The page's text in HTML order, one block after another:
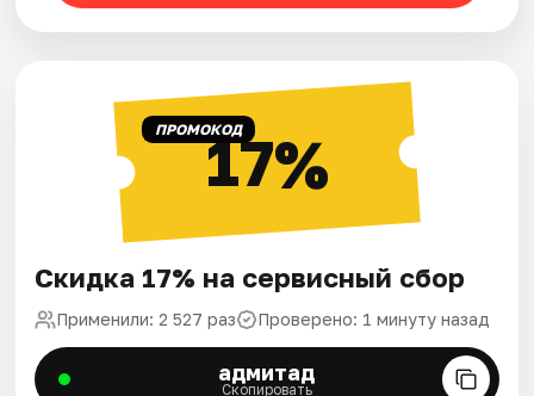
ПРОМОКОД17%
Скидка 17% на сервисный сбор
Применили: 2 527 раз Проверено: 1 минуту назад
адмитад
Скопировать